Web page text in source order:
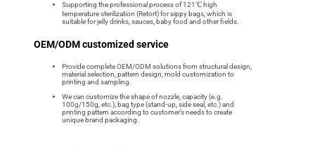
Supporting the professional process of 121℃ high
temperature sterilization (Retort) for sippy bags, which is
suitable for jelly drinks, sauces, baby food and other fields.
OEM/ODM customized service
Provide complete OEM/ODM solutions from structural design,
material selection, pattern design, mold customization to
printing and sampling.
We can customize the shape of nozzle, capacity (e.g.
100g/150g, etc.), bag type (stand-up, side seal, etc.) and
printing pattern according to customer’s needs to create
unique brand packaging.